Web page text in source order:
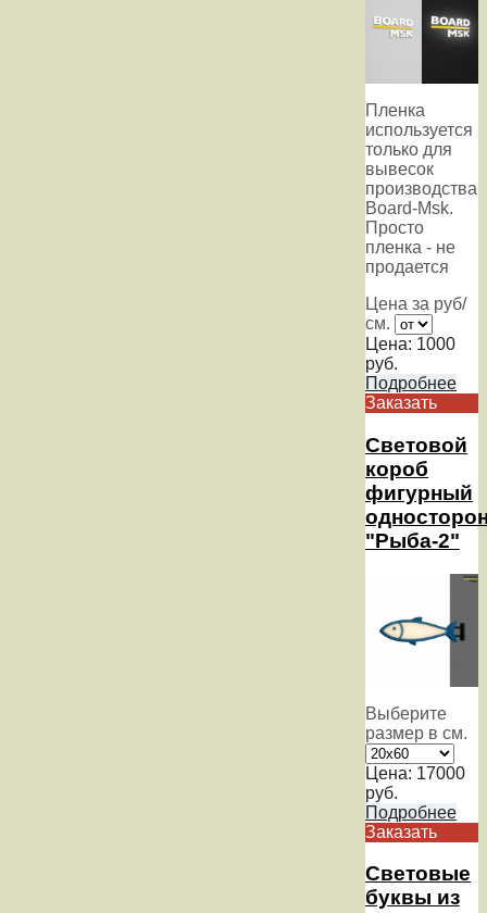
Пленка
используется
только для
вывесок
производства
Board-Msk.
Просто
пленка - не
продается
Цена за руб/
см.
Цена: 1000
руб.
Подробнее
Заказать
Световой
короб
фигурный
"Рыба-2"
Выберите
размер в см.
Цена: 17000
руб.
Подробнее
Заказать
Световые
буквы из